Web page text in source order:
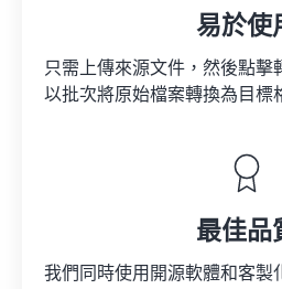
易於使
只需上傳來源文件，然後點擊
以批次將原始檔案轉換為目標
最佳品
我們同時使用開源軟體和客製